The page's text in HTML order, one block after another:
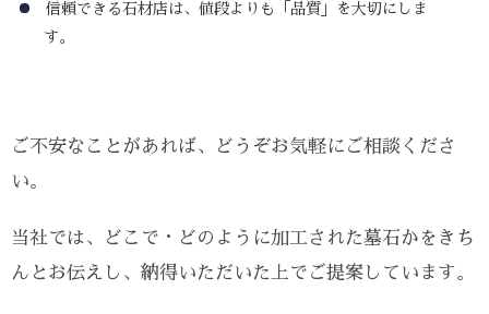
信頼できる石材店は、値段よりも「品質」を大切にしま
す。
ご不安なことがあれば、どうぞお気軽にご相談くださ
い。
当社では、どこで・どのように加工された墓石かをきち
んとお伝えし、納得いただいた上でご提案しています。